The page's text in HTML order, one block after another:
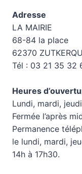
Adresse
LA MAIRIE
68-84 la place
62370
Tél : 03 21 35 32
Heures
Lundi, mardi,
Fermée l’après
Permanence
le lundi, mardi,
14h à 17h30.